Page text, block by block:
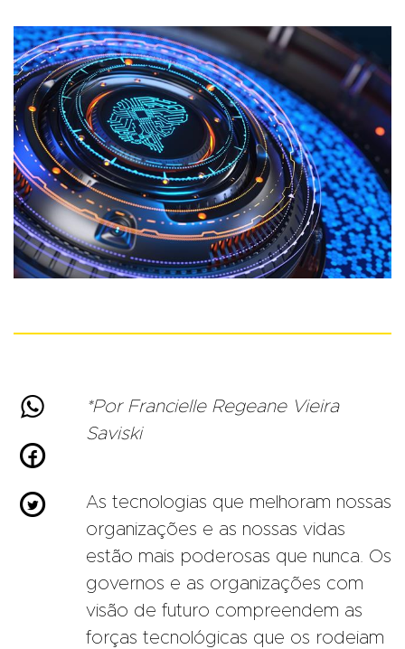



*Por Francielle Regeane Vieira
Saviski
As tecnologias que melhoram nossas
organizações e as nossas vidas
estão mais poderosas que nunca. Os
governos e as organizações com
visão de futuro compreendem as
forças tecnológicas que os rodeiam